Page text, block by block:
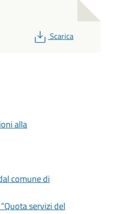
PDF
Scarica
alla
comune di
servizi del